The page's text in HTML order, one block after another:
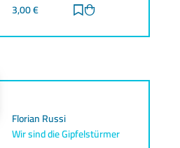
3,00€ Zur Merkliste
Florian Russi
Wir sind die Gipfelstürmer